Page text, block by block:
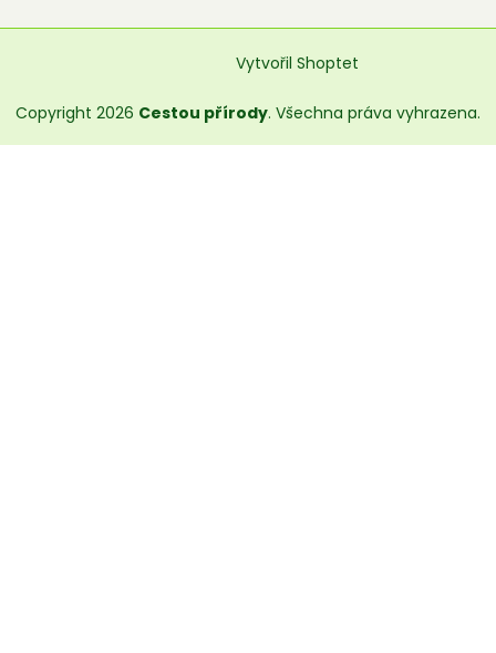
Vytvořil Shoptet
Copyright 2026 Cestou přírody. Všechna práva vyhrazena.